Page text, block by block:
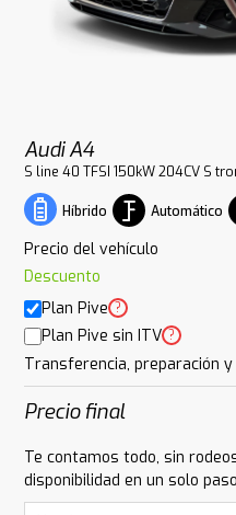
Audi A4
S line 40 TFSI 150kW 204CV S
Híbrido Automático
Precio del vehículo
Descuento
Plan Pive ?
Plan Pive sin ITV ?
Transferencia, preparación
Precio final
Te contamos todo, sin
disponibilidad en un solo